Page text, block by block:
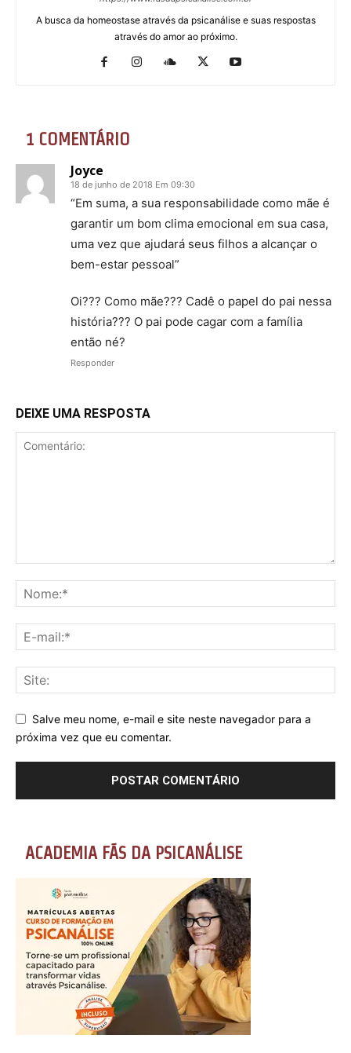
A busca da homeostase através da psicanálise e suas respostas
através do amor ao próximo.
1 COMENTÁRIO
Joyce
18 de junho de 2018 Em 09:30
“Em suma, a sua responsabilidade como mãe é
garantir um bom clima emocional em sua casa,
uma vez que ajudará seus filhos a alcançar o
bem-estar pessoal”
Oi??? Como mãe??? Cadê o papel do pai nessa
história??? O pai pode cagar com a família
então né?
Responder
DEIXE UMA RESPOSTA
Salve meu nome, e-mail e site neste navegador para a
próxima vez que eu comentar.
ACADEMIA FÃS DA PSICANÁLISE